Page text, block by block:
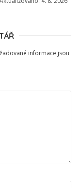
informace jsou